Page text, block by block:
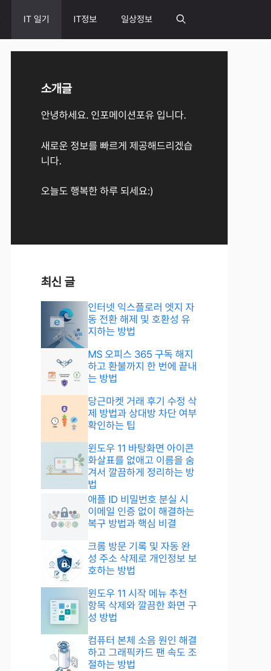
IT 일기 IT정보 일상정보
소개글
안녕하세요. 인포메이션포유 입니다.
새로운 정보를 빠르게 제공해드리겠습
니다.
오늘도 행복한 하루 되세요:)
최신 글
인터넷 익스플로러 엣지 자
동 전환 해제 및 호환성 유
지하는 방법
MS 오피스 365 구독 해지
하고 환불까지 한 번에 끝내
는 방법
당근마켓 거래 후기 수정 삭
제 방법과 상대방 차단 여부
확인하는 팁
윈도우 11 바탕화면 아이콘
화살표를 없애고 이름을 숨
겨서 깔끔하게 정리하는 방
법
애플 ID 비밀번호 분실 시
이메일 인증 없이 해결하는
복구 방법과 핵심 비결
크롬 방문 기록 및 자동 완
성 주소 삭제로 개인정보 보
호하는 방법
윈도우 11 시작 메뉴 추천
항목 삭제와 깔끔한 화면 구
성 방법
컴퓨터 본체 소음 원인 해결
하고 그래픽카드 팬 속도 조
절하는 방법